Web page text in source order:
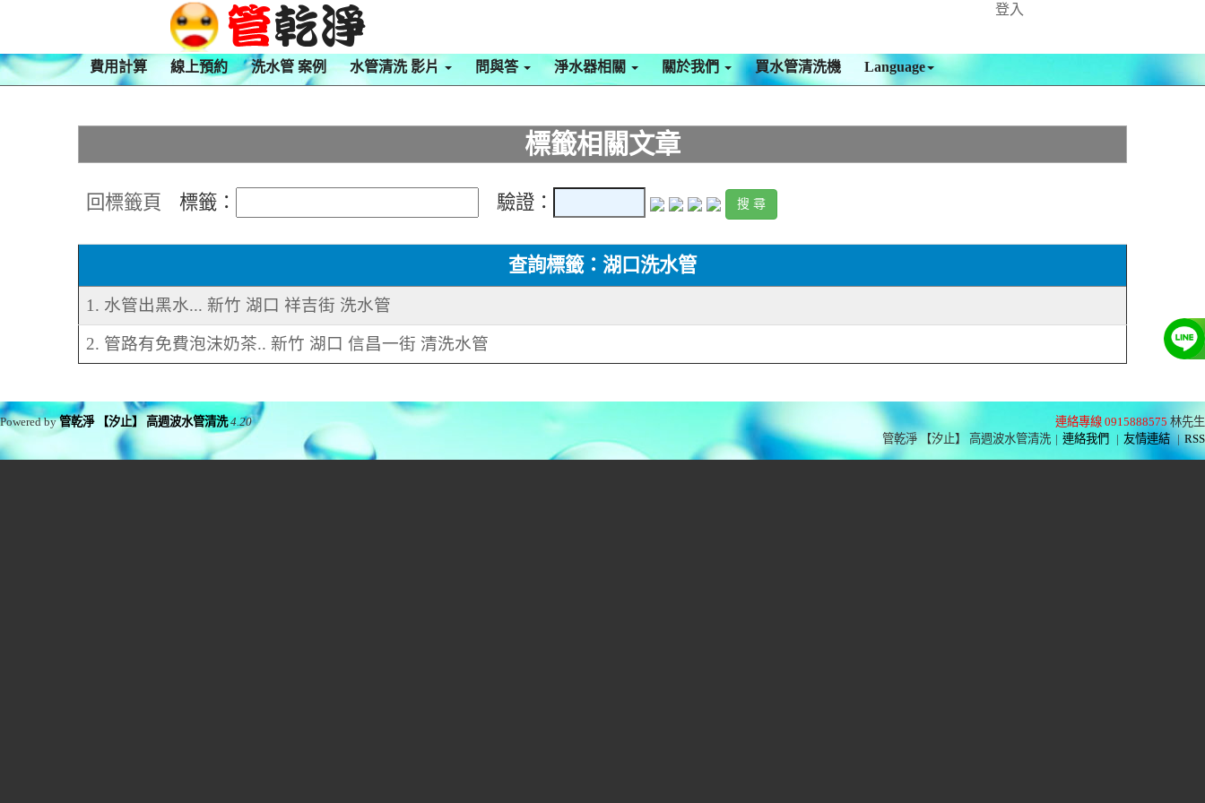
登入
費用計算 線上預約 洗水管 案例 水管清洗 影片 問與答 淨水器相關 關於我們 買水管清洗機 Language
標籤相關文章
回標籤頁 標籤： 驗證：
查詢標籤：湖口洗水管
1. 水管出黑水... 新竹 湖口 祥吉街 洗水管
2. 管路有免費泡沫奶茶.. 新竹 湖口 信昌一街 清洗水管
連絡專線 0915888575 林先生
管乾淨 【汐止】 高週波水管清洗 | 連絡我們 | 友情連結 | RSS
Powered by管乾淨 【汐止】 高週波水管清洗 4.20